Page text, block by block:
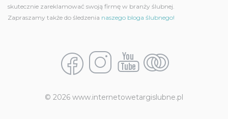
skutecznie zareklamować swoją firmę w branży ślubnej.
Zapraszamy także do śledzenia naszego bloga ślubnego!
© 2026 www.internetowetargislubne.pl